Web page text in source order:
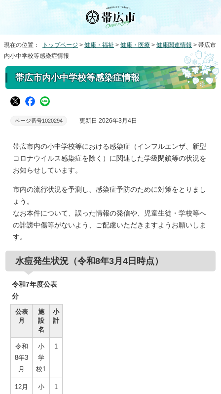
現在の位置： トップページ > 健康・福祉 > 健康・医療 > 健康関連情報 > 帯広市
内小中学校等感染症情報
帯広市内小中学校等感染症情報
ページ番号1020294 更新日 2026年3月4日
帯広市内の小中学校等における感染症（インフルエンザ、新型
コロナウイルス感染症を除く）に関連した学級閉鎖等の状況を
お知らせしています。
市内の流行状況を予測し、感染症予防のために対策をとりまし
ょう。
なお本件について、誤った情報の発信や、児童生徒・学校等へ
の誹謗中傷等がないよう、ご配慮いただきますようお願いしま
す。
水痘発生状況（令和8年3月4日時点）
令和7年度公表
分
公表
月
施
設
名
小
計
令和
8年3
月
小
学
校1
1
12月
小
1